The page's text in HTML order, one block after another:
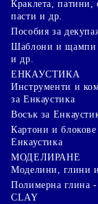
Краклета, патини,
пасти и др.
Пособия за
Шаблони и щампи
и др.
ЕНКАУСТИКА
Инструменти и
за Енкаустика
Восък за
Картони и блокове
Енкаустика
МОДЕЛИРАНЕ
Моделини, глини
Полимерна глина -
CLAY